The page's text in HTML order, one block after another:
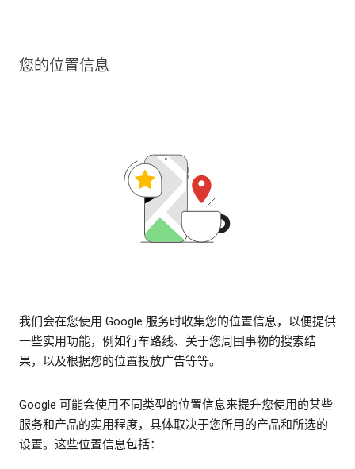
您的位置信息
我们会在您使用 Google 服务时收集您的位置信息，以便提供
一些实用功能，例如行车路线、关于您周围事物的搜索结
果，以及根据您的位置投放广告等等。
Google 可能会使用不同类型的位置信息来提升您使用的某些
服务和产品的实用程度，具体取决于您所用的产品和所选的
设置。这些位置信息包括：